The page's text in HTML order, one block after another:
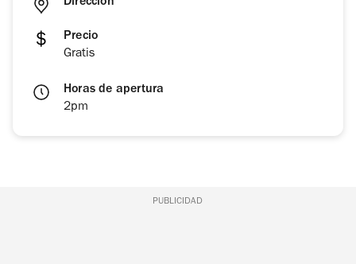
Precio
Gratis
Horas de apertura
2pm
PUBLICIDAD